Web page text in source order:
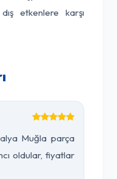
etkenlere karşı
Muğla parça
oldular, fiyatlar